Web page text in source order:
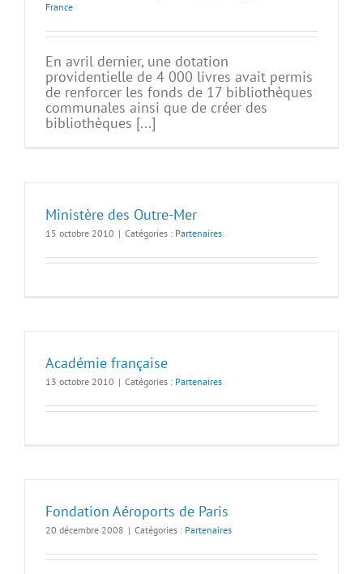
France
En avril dernier, une dotation
providentielle de 4 000 livres avait permis
de renforcer les fonds de 17 bibliothèques
communales ainsi que de créer des
bibliothèques [...]
Ministère des Outre-Mer
15 octobre 2010 | Catégories : Partenaires
Académie française
13 octobre 2010 | Catégories : Partenaires
Fondation Aéroports de Paris
20 décembre 2008 | Catégories : Partenaires